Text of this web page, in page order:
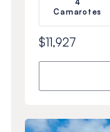
4
Camarotes
$11,927